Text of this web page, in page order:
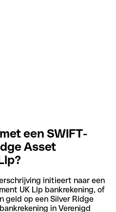
een SWIFT-
Asset
initieert naar een
UK Llp bankrekening, of
geld op een Silver Ridge
in Verenigd